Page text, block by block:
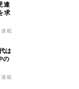
連
求
連載
は
の
連載